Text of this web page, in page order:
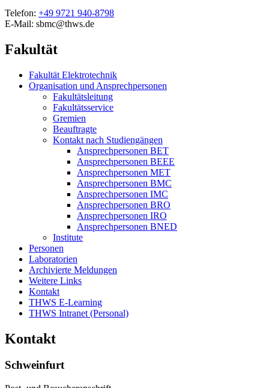
Telefon: +49 9721 940-8798
E-Mail: sbmc@thws.de
Fakultät
Fakultät Elektrotechnik
Organisation und Ansprechpersonen
Fakultätsleitung
Fakultätsservice
Gremien
Beauftragte
Kontakt nach Studiengängen
Ansprechpersonen BET
Ansprechpersonen BEEE
Ansprechpersonen MET
Ansprechpersonen BMC
Ansprechpersonen IMC
Ansprechpersonen BRO
Ansprechpersonen IRO
Ansprechpersonen BNED
Institute
Personen
Laboratorien
Archivierte Meldungen
Weitere Links
Kontakt
THWS E-Learning
THWS Intranet (Personal)
Kontakt
Schweinfurt